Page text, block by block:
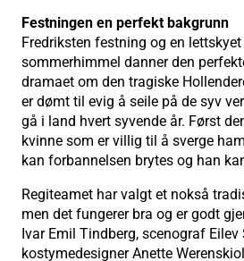
Festningen en perfekt bakgrunn
Fredriksten festning og en
sommerhimmel danner den
dramaet om den tragiske
er dømt til evig å seile på de syv
gå i land hvert syvende år. Først
kvinne som er villig til å sverge
kan forbannelsen brytes og han
Regiteamet har valgt et nokså
men det fungerer bra og er godt
Ivar Emil Tindberg, scenograf
kostymedesigner Anette